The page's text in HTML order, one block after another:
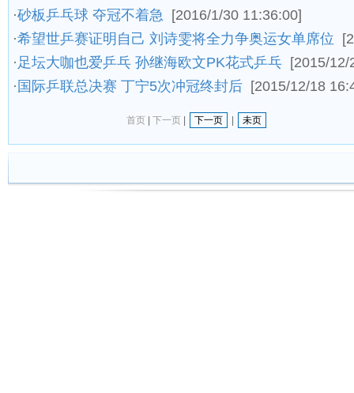
·砂板乒乓球 夺冠不着急
[2016/1/30 11:36:00]
·希望世乒赛证明自己 刘诗雯将全力争奥运女单席位
·足坛大咖也爱乒乓 孙继海欧文PK花式乒乓 [2015/12/
·国际乒联总决赛 丁宁5次冲冠终封后 [2015/12/18
首页| 下一页| 下一页 未页